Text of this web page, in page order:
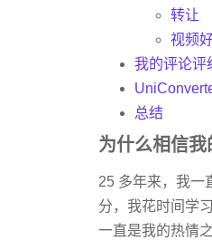
转让
视频
我的评论评
总结
为什么相信
25 多年来，我一
分，我花时间学
一直是我的热情